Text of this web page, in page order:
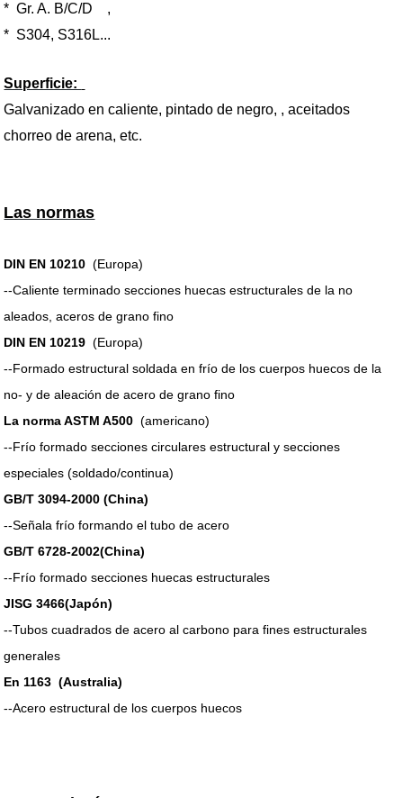
*Gr. A. B/C/D ,
* S304, S316L...
Superficie:
Galvanizado en caliente, pintado de negro, , aceitados
chorreo de arena, etc.
Las normas
DIN EN 10210 (Europa)
--Caliente terminado secciones huecas estructurales de la no
aleados, aceros de grano fino
DIN EN 10219(Europa)
--Formado estructural soldada en frío de los cuerpos huecos de la
no- y de aleación de acero de grano fino
La norma ASTM A500(americano)
--Frío formado secciones circulares estructural y secciones
especiales (soldado/continua)
GB/T 3094-2000 (China)
--Señala frío formando el tubo de acero
GB/T 6728-2002(China)
--Frío formado secciones huecas estructurales
JISG 3466(Japón)
--Tubos cuadrados de acero al carbono para fines estructurales
generales
En 1163 (Australia)
--Acero estructural de los cuerpos huecos